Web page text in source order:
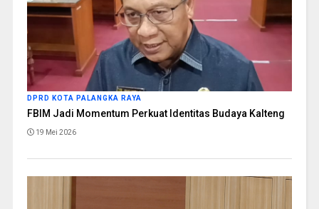
DPRD KOTA PALANGKA RAYA
FBIM Jadi Momentum Perkuat Identitas Budaya Kalteng
19 Mei 2026